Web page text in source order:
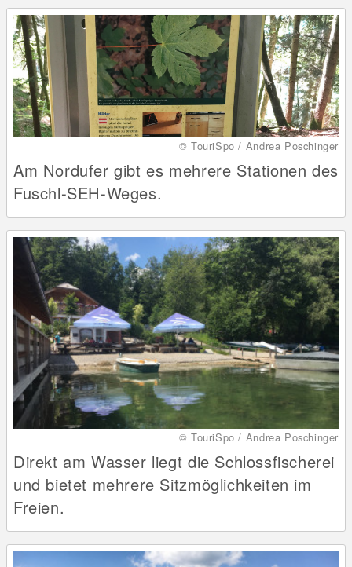
© TouriSpo / Andrea Poschinger
Am Nordufer gibt es mehrere Stationen des
Fuschl-SEH-Weges.
© TouriSpo / Andrea Poschinger
Direkt am Wasser liegt die Schlossfischerei
und bietet mehrere Sitzmöglichkeiten im
Freien.